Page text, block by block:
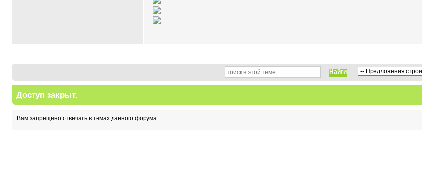
Найти
Доступ закрыт.
Вам запрещено отвечать в темах данного форума.